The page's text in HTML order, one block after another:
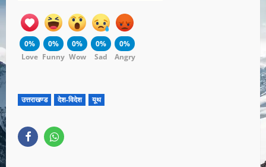
0%
Love
0%
Funny
0%
Wow
0%
Sad
0%
Angry
उत्तराखण्ड देश-विदेश यूथ